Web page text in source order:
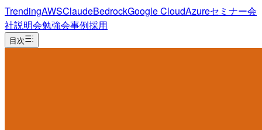
TrendingAWSClaudeBedrockGoogle CloudAzureセミナー会
社説明会勉強会事例採用
目次